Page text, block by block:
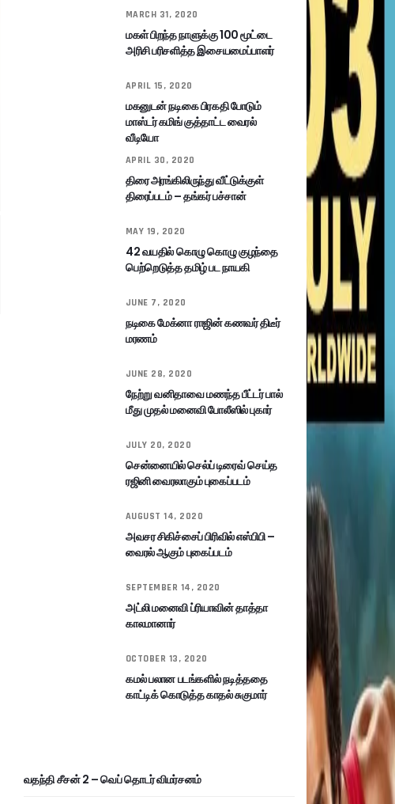
MARCH 31, 2020
மகள் பிறந்த நாளுக்கு 100 மூட்டை
அரிசி பரிசளித்த இசையமைப்பாளர்
APRIL 15, 2020
மகனுடன் நடிகை பிரகதி போடும்
மாஸ்டர் கமிங் குத்தாட்ட வைரல்
வீடியோ
APRIL 30, 2020
திரை அரங்கிலிருந்து வீட்டுக்குள்
திரைப்படம் – தங்கர் பச்சான்
MAY 19, 2020
42 வயதில் கொழு கொழு குழந்தை
பெற்றெடுத்த தமிழ் பட நாயகி
JUNE 7, 2020
நடிகை மேக்னா ராஜின் கணவர் திடீர்
மரணம்
JUNE 28, 2020
நேற்று வனிதாவை மணந்த பீட்டர் பால்
மீது முதல் மனைவி போலீஸில் புகார்
JULY 20, 2020
சென்னையில் செல்ப் டிரைவ் செய்த
ரஜினி வைரலாகும் புகைப்படம்
AUGUST 14, 2020
அவசர சிகிச்சைப் பிரிவில் எஸ்பிபி –
வைரல் ஆகும் புகைப்படம்
SEPTEMBER 14, 2020
அட்லி மனைவி ப்ரியாவின் தாத்தா
காலமானார்
OCTOBER 13, 2020
கமல் பலான படங்களில் நடித்ததை
காட்டிக் கொடுத்த காதல் சுகுமார்
வதந்தி சீசன் 2 – வெப் தொடர் விமர்சனம்